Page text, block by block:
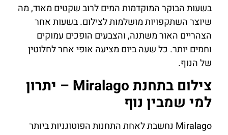
בשעות הבוקר המוקדמות המים לרוב שקטים מאוד, מה
שיוצר השתקפויות מושלמות לצילום. בשעות אחר
הצהריים האור משתנה, והצבעים הופכים עמוקים
וחמים יותר. כל שעה ביום מציעה אופי אחר לחלוטין
של הנוף.
צילום בתחנת Miralago – יתרון
למי שמבין נוף
Miralago נחשבת לאחת התחנות הפוטוגניות ביותר